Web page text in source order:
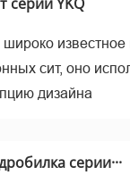
известное
сит, оно
дизайна
серии···